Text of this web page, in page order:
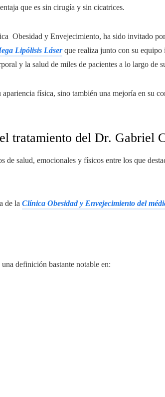
que es sin cirugía y sin cicatrices.
Obesidad y Envejecimiento, ha sido invitado
Lipólisis Láserque realiza junto con su equipo
y la salud de miles de pacientes a lo largo de
física, sino también una mejoría en su
tratamiento del Dr. Gabriel
salud, emocionales y físicos entre los que
de la Clínica Obesidad y Envejecimiento del
definición bastante notable en: